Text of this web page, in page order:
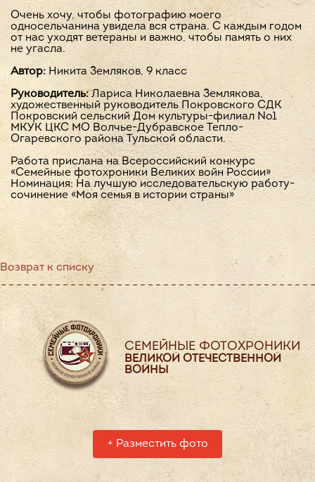
Очень хочу, чтобы фотографию моего
односельчанина увидела вся страна. С каждым годом
от нас уходят ветераны и важно, чтобы память о них
не угасла.
Автор:Никита Земляков, 9 класс
Руководитель:Лариса Николаевна Землякова,
художественный руководитель Покровского СДК
Покровский сельский Дом культуры-филиал №1
МКУК ЦКС МО Волчье-Дубравское Тепло-
Огаревского района Тульской области.
Работа прислана на Всероссийский конкурс
«Семейные фотохроники Великих войн России»
Номинация: На лучшую исследовательскую работу-
сочинение «Моя семья в истории страны»
Возврат к списку
СЕМЕЙНЫЕ ФОТОХРОНИКИ
ВЕЛИКОЙ ОТЕЧЕСТВЕННОЙ
ВОЙНЫ
+ Разместить фото